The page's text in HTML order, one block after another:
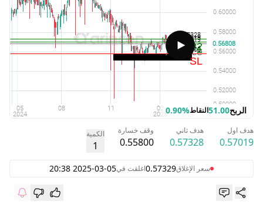
الربح51.00النقاط0.90%
هدف اول
0.57019
هدف ثاني
0.57328
وقف خسارة
0.55800
الكمية
1
سعر الإغلاق0.57329اغلقت في2025-03-05 20:38